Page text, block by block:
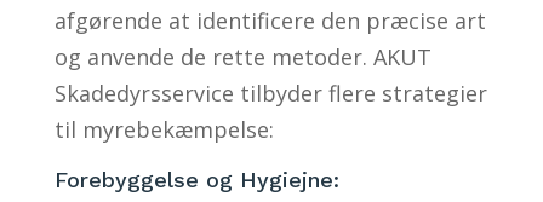
afgørende at identificere den præcise art
og anvende de rette metoder. AKUT
Skadedyrsservice tilbyder flere strategier
til myrebekæmpelse:
Forebyggelse og Hygiejne: